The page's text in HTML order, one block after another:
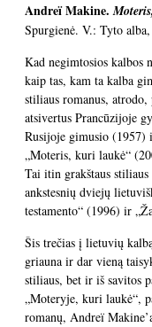
AndreïMakine.
Spurgienė. V.: Tyto
Kad negimtosios kalbos
kaip tas, kam ta kalba
stiliaus romanus,
atsivertus Prancūzijoje
Rusijoje gimusio (1957)
„Moteris, kuri laukė“
Tai itin grakštaus
ankstesnių dviejų
testamento“ (1996) ir
Šis trečias į lietuvių
griauna ir dar vieną
stiliaus, bet ir iš savitos
„Moteryje, kuri laukė“,
romanų, Andreï